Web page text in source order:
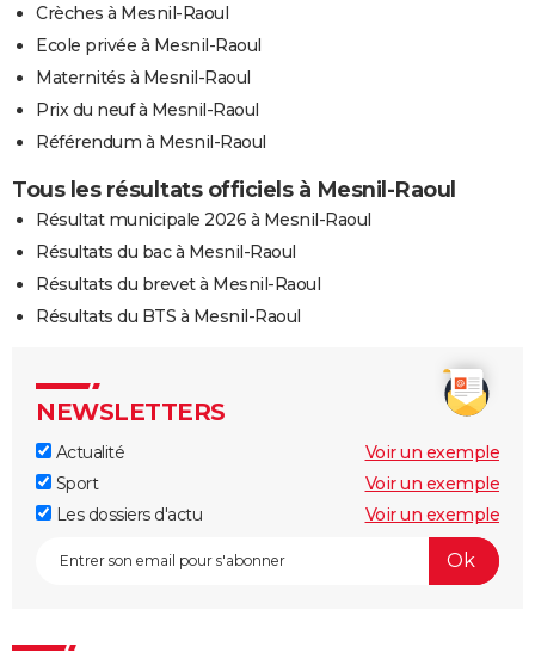
Crèches à Mesnil-Raoul
Ecole privée à Mesnil-Raoul
Maternités à Mesnil-Raoul
Prix du neuf à Mesnil-Raoul
Référendum à Mesnil-Raoul
Tous les résultats officiels à Mesnil-Raoul
Résultat municipale 2026 à Mesnil-Raoul
Résultats du bac à Mesnil-Raoul
Résultats du brevet à Mesnil-Raoul
Résultats du BTS à Mesnil-Raoul
NEWSLETTERS
Actualité
Voir un exemple
Sport
Voir un exemple
Les dossiers d'actu
Voir un exemple